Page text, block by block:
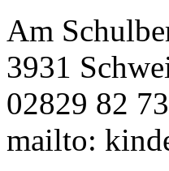
Am
3931
02829 82 73
mailto: